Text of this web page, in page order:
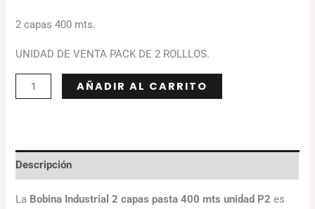
2 capas 400 mts.
UNIDAD DE VENTA PACK DE 2 ROLLLOS.
AÑADIR AL CARRITO
Descripción
La Bobina Industrial 2 capas pasta 400 mts unidad P2 es